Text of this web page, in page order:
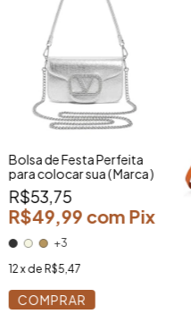
Bolsa de Festa Perfeita
para colocar sua ( Marca )
R$53,75
R$49,99 com Pix
+3
12x de R$5,47
COMPRAR